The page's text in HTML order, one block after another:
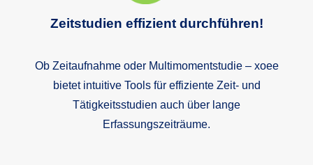
Zeitstudien effizient durchführen!
Ob Zeitaufnahme oder Multimomentstudie – xoee
bietet intuitive Tools für effiziente Zeit- und
Tätigkeitsstudien auch über lange
Erfassungszeiträume.